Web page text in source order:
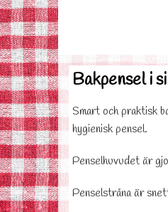
Bakpensel i
Smart och praktisk
hygienisk pensel.
Penselhuvudet är
Penselstråna är